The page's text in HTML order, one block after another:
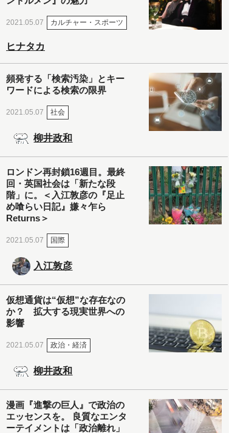
2021.05.07 カルチャー・スポーツ
ヒナタカ
頻発する「検索汚染」とキー
ワードによる検索の限界
2021.05.07 社会
柳井政和
ロンドン再封鎖16週目。最終
回・英国社会は「新たな段
階」に。＜入江敦彦の『足止
め喰らい日記』嫌々乍ら
Returns＞
2021.05.07 国際
入江敦彦
仮想通貨は“仮想”な存在なの
か？ 拡大する現実世界への
影響
2021.05.07 政治・経済
柳井政和
漫画『進撃の巨人』で政治の
エッセンスを。 良質なエンタ
ーテイメントは「政治離れ」